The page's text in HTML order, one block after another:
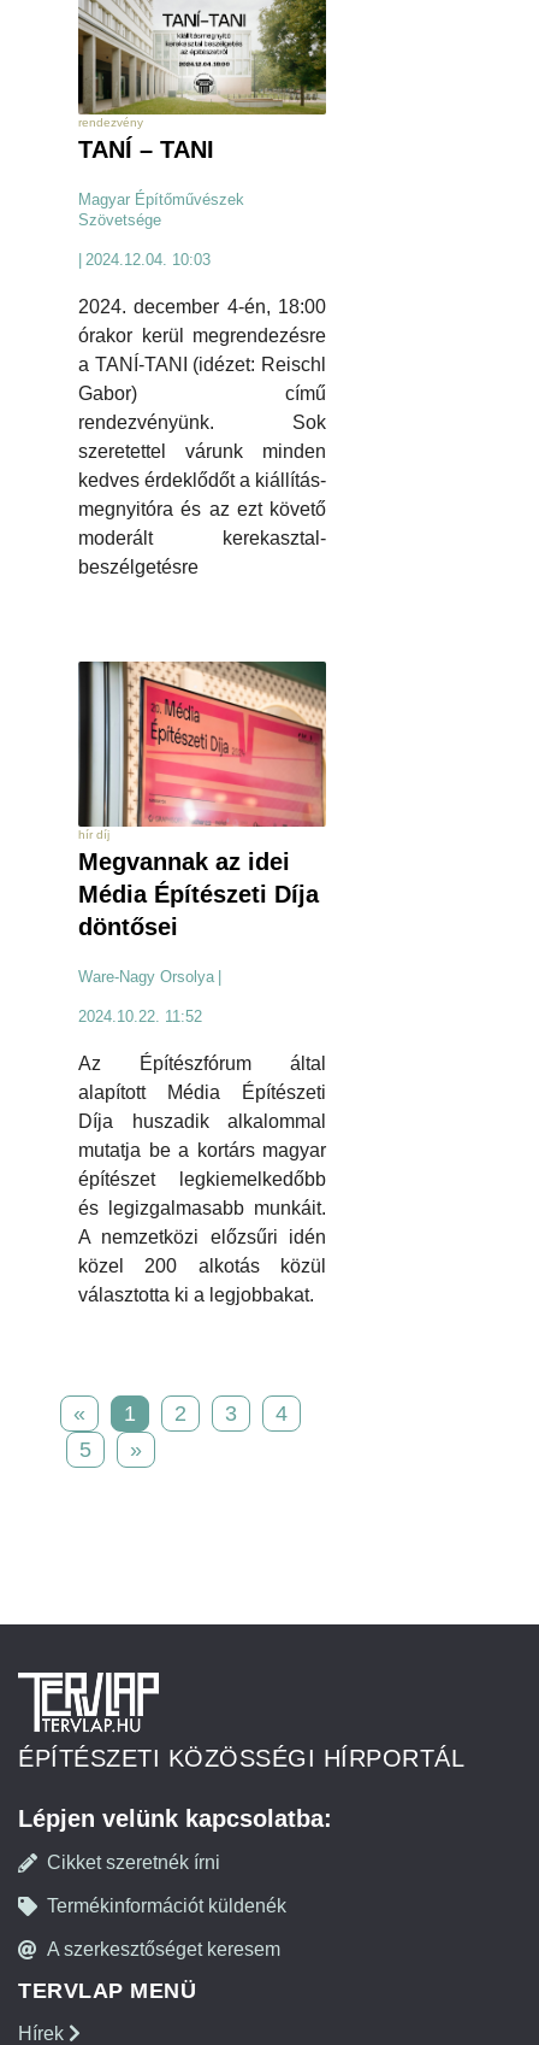
rendezvény
TANÍ – TANI
Magyar Építőművészek
Szövetsége
| 2024.12.04. 10:03
2024. december 4-én, 18:00
órakor kerül megrendezésre
a TANÍ-TANI (idézet: Reischl
Gabor) című
rendezvényünk. Sok
szeretettel várunk minden
kedves érdeklődőt a kiállítás-
megnyitóra és az ezt követő
moderált kerekasztal-
beszélgetésre
hír díj
Megvannak az idei
Média Építészeti Díja
döntősei
Ware-Nagy Orsolya
2024.10.22. 11:52
Az Építészfórum által
alapított Média Építészeti
Díja huszadik alkalommal
mutatja be a kortárs magyar
építészet legkiemelkedőbb
és legizgalmasabb munkáit.
A nemzetközi előzsűri idén
közel 200 alkotás közül
választotta ki a legjobbakat.
« 1 2 3
4
5
»
ÉPÍTÉSZETI KÖZÖSSÉGI HÍRPORTÁL
Lépjen velünk kapcsolatba:
Cikket szeretnék írni
Termékinformációt küldenék
A szerkesztőséget keresem
TERVLAP MENÜ
Hírek